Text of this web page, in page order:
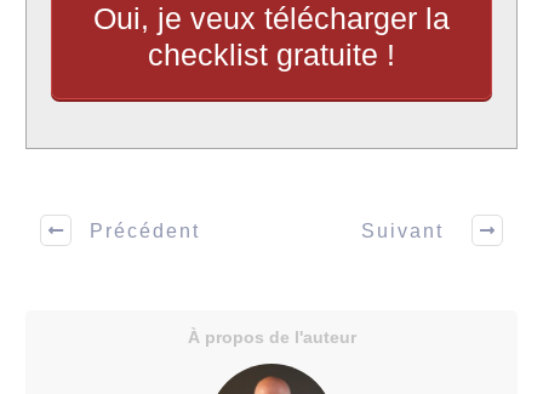
Oui, je veux télécharger la
checklist gratuite !
Précédent Suivant
À propos de l'auteur